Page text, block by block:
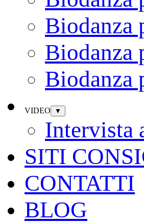
Biodanza
Biodanza
Biodanza
VIDEO ▼
Intervista
SITI
CONTATTI
BLOG